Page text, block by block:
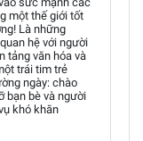
một thế giới tốt
Là những
hệ với người
tảng văn hóa và
trái tim trẻ
ngày: chào
bạn bè và người
khó khăn